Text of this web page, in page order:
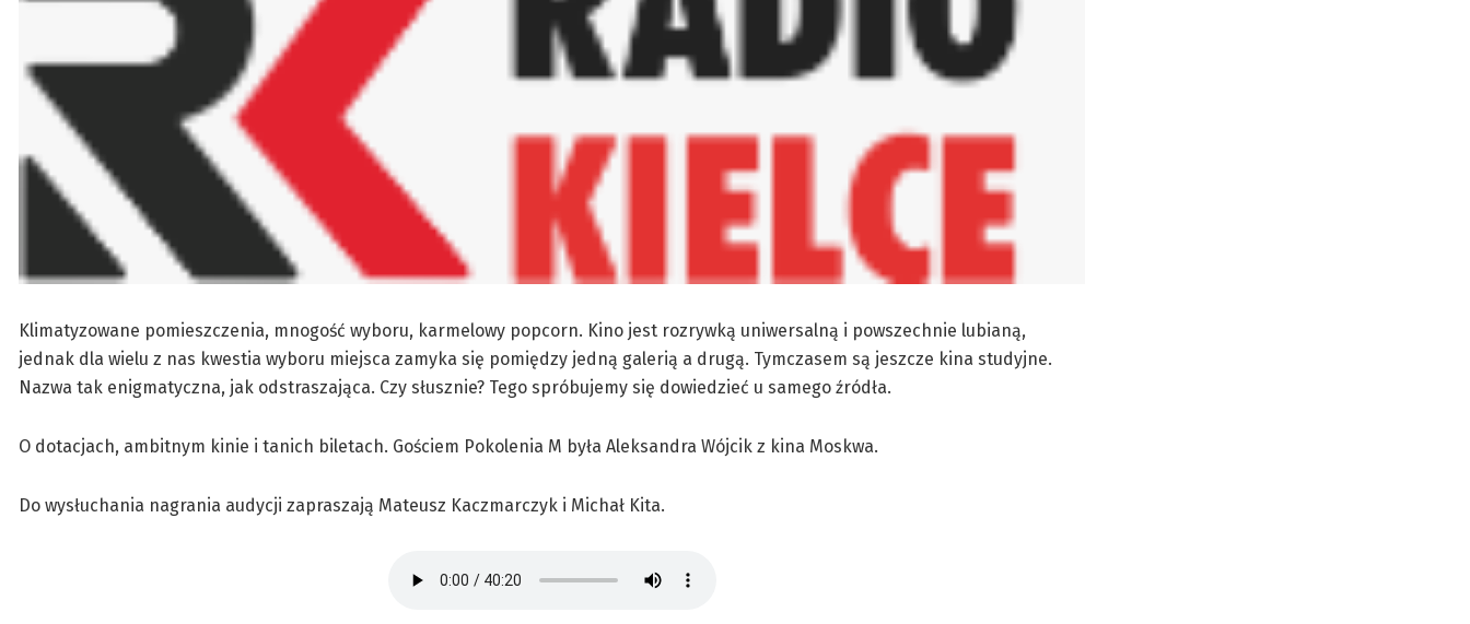
Klimatyzowane pomieszczenia, mnogość wyboru, karmelowy popcorn. Kino jest rozrywką uniwersalną i powszechnie lubianą,
jednak dla wielu z nas kwestia wyboru miejsca zamyka się pomiędzy jedną galerią a drugą. Tymczasem są jeszcze kina studyjne.
Nazwa tak enigmatyczna, jak odstraszająca. Czy słusznie? Tego spróbujemy się dowiedzieć u samego źródła.
O dotacjach, ambitnym kinie i tanich biletach. Gościem Pokolenia M była Aleksandra Wójcik z kina Moskwa.
Do wysłuchania nagrania audycji zapraszają Mateusz Kaczmarczyk i Michał Kita.